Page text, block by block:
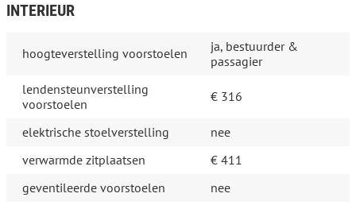
INTERIEUR
hoogteverstelling voorstoelen
ja, bestuurder &
passagier
lendensteunverstelling
voorstoelen
€ 316
elektrische stoelverstelling
nee
verwarmde zitplaatsen
€ 411
geventileerde voorstoelen
nee